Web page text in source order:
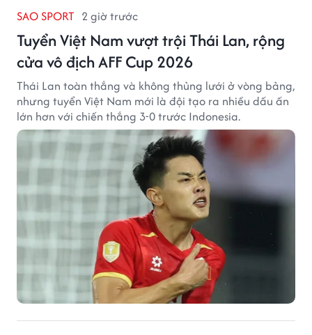
SAO SPORT 2 giờ trước
Tuyển Việt Nam vượt trội Thái Lan, rộng
cửa vô địch AFF Cup 2026
Thái Lan toàn thắng và không thủng lưới ở vòng bảng,
nhưng tuyển Việt Nam mới là đội tạo ra nhiều dấu ấn
lớn hơn với chiến thắng 3-0 trước Indonesia.